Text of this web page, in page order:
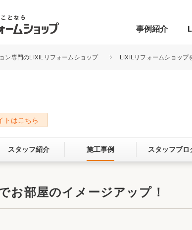
事例紹介
事例を探す
室 トイレ 玄
・バルコニー ガーデンスペース カ
ームショップについて
向上・品質改善の取り組み お客さま満足度ア
ン専門のLIXILリフォームショップ LIXILリフォームショップ
トはこちら
スタッフ紹介 施工事例 スタッフブロ
お部屋のイメージアップ！